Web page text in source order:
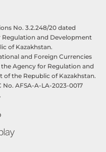
No. 3.2.248/20 dated
Regulation and Development
of Kazakhstan.
and Foreign Currencies
the Agency for Regulation and
the Republic of Kazakhstan.
AFSA-A-LA-2023-0017